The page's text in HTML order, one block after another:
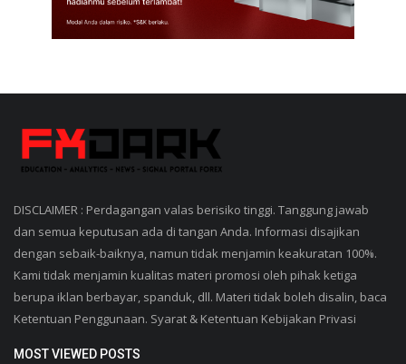
DISCLAIMER : Perdagangan valas berisiko tinggi. Tanggung jawab
dan semua keputusan ada di tangan Anda. Informasi disajikan
dengan sebaik-baiknya, namun tidak menjamin keakuratan 100%.
Kami tidak menjamin kualitas materi promosi oleh pihak ketiga
berupa iklan berbayar, spanduk, dll. Materi tidak boleh disalin, baca
Ketentuan Penggunaan. Syarat & Ketentuan Kebijakan Privasi
MOST VIEWED POSTS